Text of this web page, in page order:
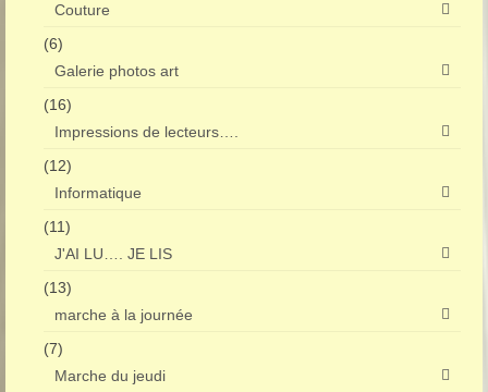
Couture
(6)
Galerie photos art
(16)
Impressions de lecteurs….
(12)
Informatique
(11)
J'AI LU…. JE LIS
(13)
marche à la journée
(7)
Marche du jeudi